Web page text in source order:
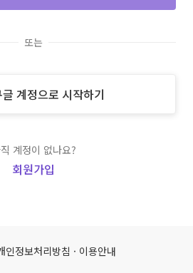
또는
계정으로 시작하기
계정이 없나요?
회원가입
인정보처리방침 · 이용안내